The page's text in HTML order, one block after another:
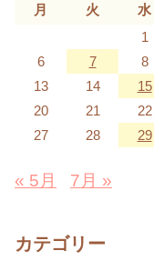
月 火 水
1
6
7 8
13
14 15
20
21 22
27
28 29
« 5月 7月 »
カテゴリー